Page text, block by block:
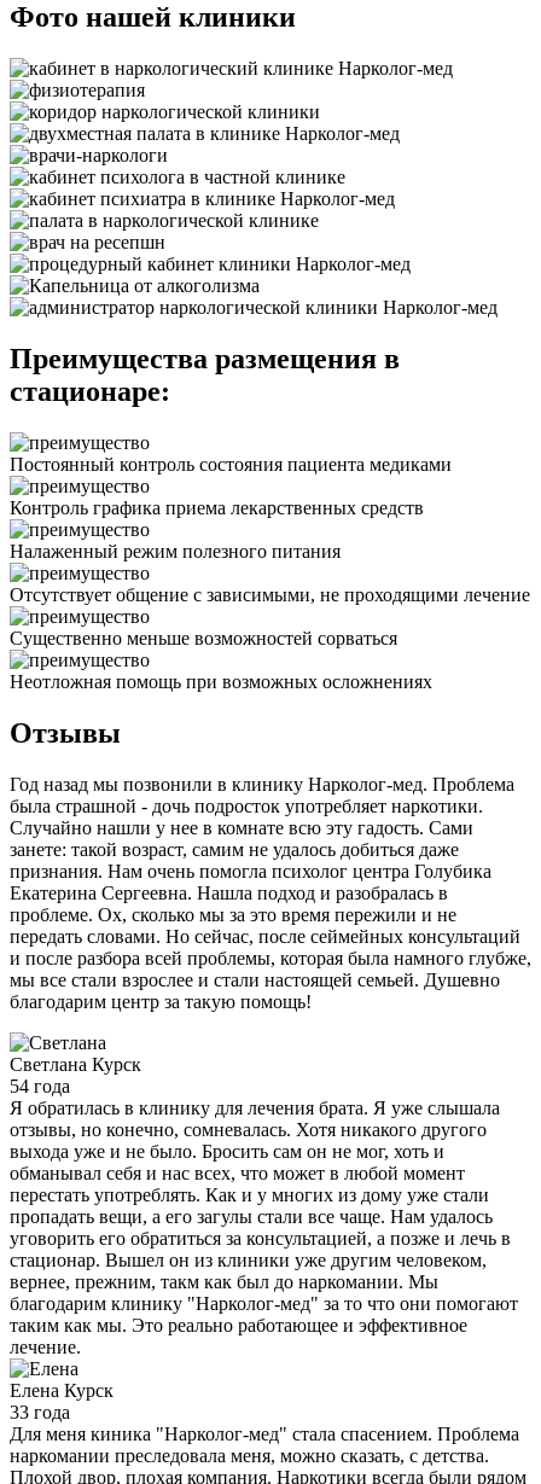
Фото нашей клиники
Преимущества размещения в
стационаре:
Постоянный контроль состояния пациента медиками
Контроль графика приема лекарственных средств
Налаженный режим полезного питания
Отсутствует общение с зависимыми, не проходящими лечение
Существенно меньше возможностей сорваться
Неотложная помощь при возможных осложнениях
Отзывы
Год назад мы позвонили в клинику Нарколог-мед. Проблема
была страшной - дочь подросток употребляет наркотики.
Случайно нашли у нее в комнате всю эту гадость. Сами
занете: такой возраст, самим не удалось добиться даже
признания. Нам очень помогла психолог центра Голубика
Екатерина Сергеевна. Нашла подход и разобралась в
проблеме. Ох, сколько мы за это время пережили и не
передать словами. Но сейчас, после сеймейных консультаций
и после разбора всей проблемы, которая была намного глубже,
мы все стали взрослее и стали настоящей семьей. Душевно
благодарим центр за такую помощь!
Светлана Курск
54 года
Я обратилась в клинику для лечения брата. Я уже слышала
отзывы, но конечно, сомневалась. Хотя никакого другого
выхода уже и не было. Бросить сам он не мог, хоть и
обманывал себя и нас всех, что может в любой момент
перестать употреблять. Как и у многих из дому уже стали
пропадать вещи, а его загулы стали все чаще. Нам удалось
уговорить его обратиться за консультацией, а позже и лечь в
стационар. Вышел он из клиники уже другим человеком,
вернее, прежним, такм как был до наркомании. Мы
благодарим клинику "Нарколог-мед" за то что они помогают
таким как мы. Это реально работающее и эффективное
лечение.
Елена Курск
33 года
Для меня киника "Нарколог-мед" стала спасением. Проблема
наркомании преследовала меня, можно сказать, с детства.
Плохой двор, плохая компания. Наркотики всегда были рядом